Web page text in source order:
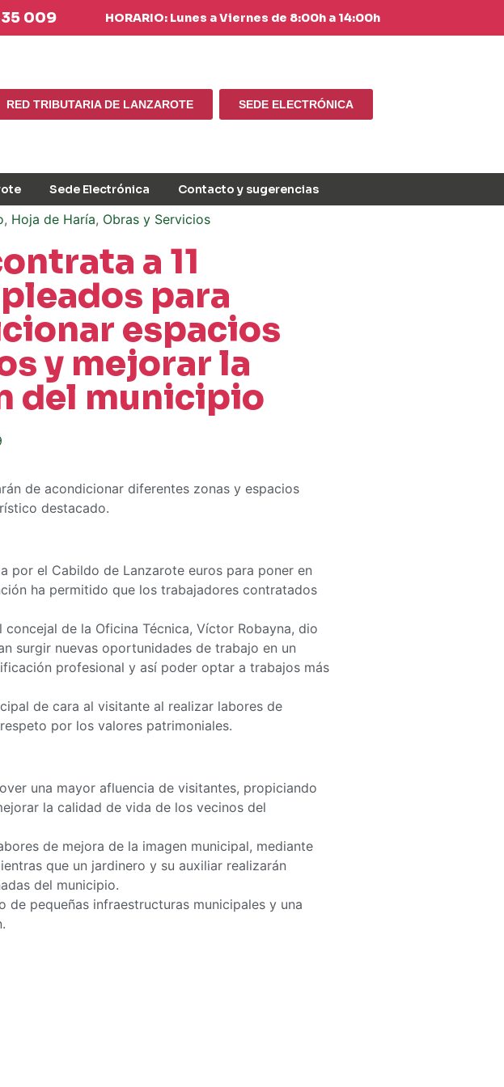
009 HORARIO: Lunes a Viernes de 8:00h a 14:00h
RED TRIBUTARIA DE LANZAROTE SEDE ELECTRÓNICA
Sede Electrónica Contacto y sugerencias
, Hoja de Haría, Obras y Servicios
a 11
para
espacios
y mejorar la
del municipio
de acondicionar diferentes zonas y espacios
destacado.
por el Cabildo de Lanzarote euros para poner en
ha permitido que los trabajadores contratados
de la Oficina Técnica, Víctor Robayna, dio
surgir nuevas oportunidades de trabajo en un
profesional y así poder optar a trabajos más
de cara al visitante al realizar labores de
por los valores patrimoniales.
una mayor afluencia de visitantes, propiciando
la calidad de vida de los vecinos del
de mejora de la imagen municipal, mediante
que un jardinero y su auxiliar realizarán
del municipio.
pequeñas infraestructuras municipales y una